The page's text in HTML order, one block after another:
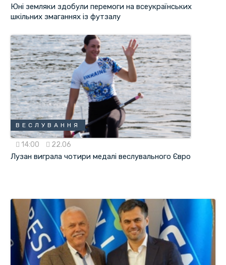
Юні земляки здобули перемоги на всеукраїнських
шкільних змаганнях із футзалу
ВЕСЛУВАННЯ
14:00 22.06
Лузан виграла чотири медалі веслувального Євро